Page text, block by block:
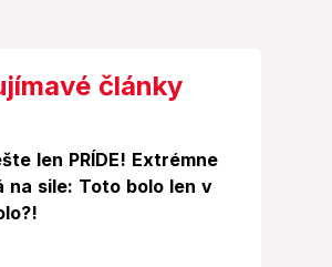
články
len PRÍDE! Extrémne
na sile: Toto bolo len v